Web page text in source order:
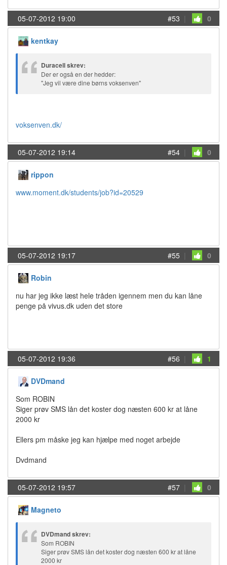
05-07-2012 19:00 #53 | 0
kentkay
Duracell skrev:
Der er også en der hedder:
"Jeg vil være dine børns voksenven"
voksenven.dk/
05-07-2012 19:14 #54 | 0
rippon
www.moment.dk/students/job?id=20529
05-07-2012 19:17 #55 | 0
Robin
nu har jeg ikke læst hele tråden igennem men du kan låne
penge på vivus.dk uden det store
05-07-2012 19:36 #56 | 1
DVDmand
Som ROBIN
Siger prøv SMS lån det koster dog næsten 600 kr at låne
2000 kr
Ellers pm måske jeg kan hjælpe med noget arbejde
Dvdmand
05-07-2012 19:57 #57 | 0
Magneto
DVDmand skrev:
Som ROBIN
Siger prøv SMS lån det koster dog næsten 600 kr at låne
2000 kr